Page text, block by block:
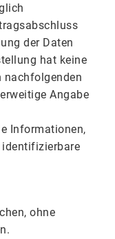
der Daten
hat keine
nachfolgenden
Angabe
Informationen,
ohne